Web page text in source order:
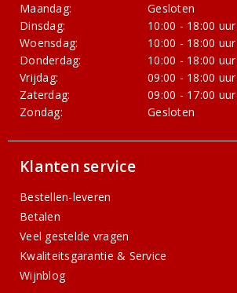
Maandag:
Gesloten
Dinsdag:
10:00 - 18:00 uur
Woensdag:
10:00 - 18:00 uur
Donderdag:
10:00 - 18:00 uur
Vrijdag:
09:00 - 18:00 uur
Zaterdag:
09:00 - 17:00 uur
Zondag:
Gesloten
Klanten service
Bestellen-leveren
Betalen
Veel gestelde vragen
Kwaliteitsgarantie & Service
Wijnblog